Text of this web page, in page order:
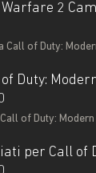
2
of Duty:
Duty:
of Duty:
per Call of